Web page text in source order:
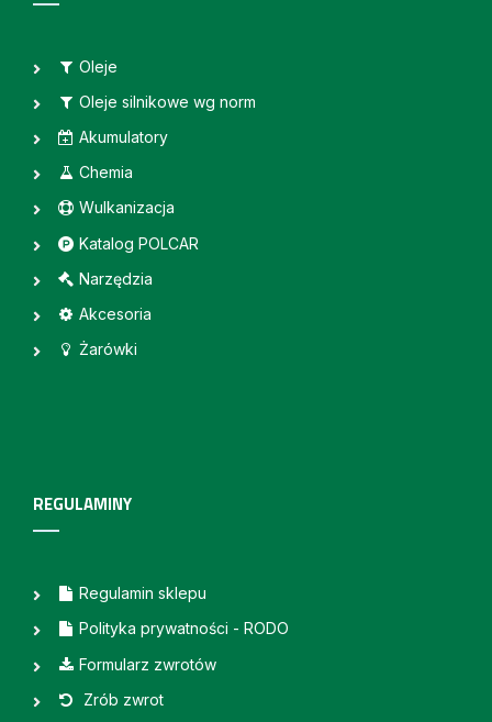
Oleje
Oleje silnikowe wg norm
Akumulatory
Chemia
Wulkanizacja
Katalog POLCAR
Narzędzia
Akcesoria
Żarówki
REGULAMINY
Regulamin sklepu
Polityka prywatności - RODO
Formularz zwrotów
Zrób zwrot